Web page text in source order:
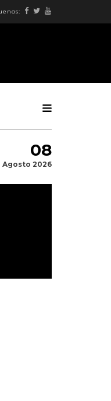
08
Agosto 2026